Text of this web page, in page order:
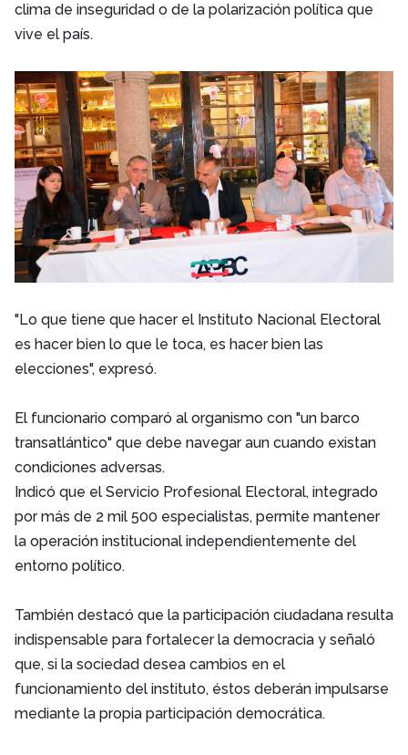
clima de inseguridad o de la polarización política que
vive el país.
"Lo que tiene que hacer el Instituto Nacional Electoral
es hacer bien lo que le toca, es hacer bien las
elecciones", expresó.
El funcionario comparó al organismo con "un barco
transatlántico" que debe navegar aun cuando existan
condiciones adversas.
Indicó que el Servicio Profesional Electoral, integrado
por más de 2 mil 500 especialistas, permite mantener
la operación institucional independientemente del
entorno político.
También destacó que la participación ciudadana resulta
indispensable para fortalecer la democracia y señaló
que, si la sociedad desea cambios en el
funcionamiento del instituto, éstos deberán impulsarse
mediante la propia participación democrática.